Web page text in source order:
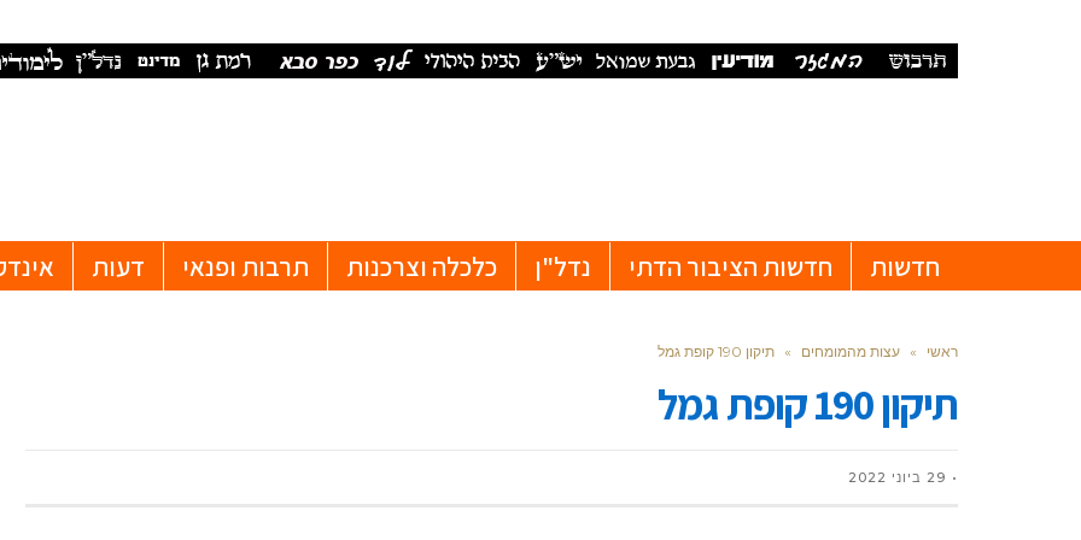
חדשות חדשות הציבור הדתי נדל"ן כלכלה וצרכנות תרבות ופנאי דעות
ראשי » עצות מהמומחים » תיקון 190 קופת גמל
תיקון 190 קופת גמל
29 ביוני 2022